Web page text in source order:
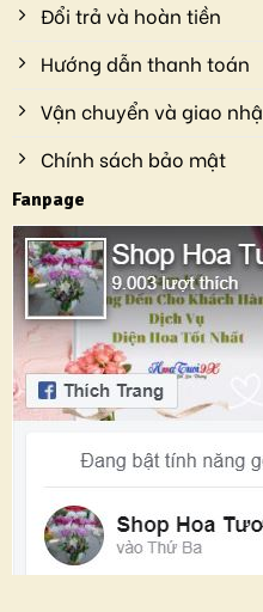
Đổi trả và hoàn tiền
Hướng dẫn thanh toán
Vận chuyển và giao
Chính sách bảo mật
Fanpage